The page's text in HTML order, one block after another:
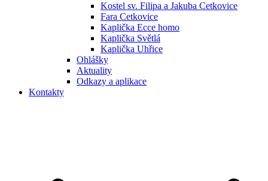
Kostel sv. Filipa a Jakuba Cetkovice
Fara Cetkovice
Kaplička Ecce homo
Kaplička Světlá
Kaplička Uhřice
Ohlášky
Aktuality
Odkazy a aplikace
Kontakty